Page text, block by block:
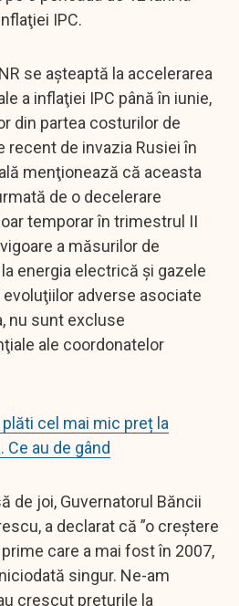
IPC.
se aşteaptă la accelerarea
a inflaţiei IPC până în iunie,
din partea costurilor de
recent de invazia Rusiei în
menţionează că aceasta
de o decelerare
temporar în trimestrul II
a măsurilor de
energia electrică şi gazele
adverse asociate
nu sunt excluse
ale coordonatelor
plăti cel mai mic preț la
Ce au de gând
de joi, Guvernatorul Băncii
a declarat că ”o creştere
care a mai fost în 2007,
singur. Ne-am
crescut preţurile la